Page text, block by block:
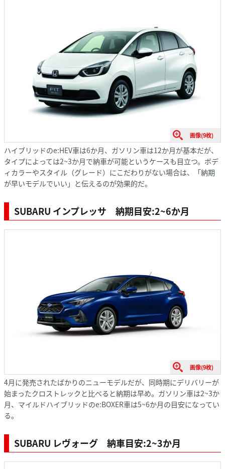
画像(9枚)
ハイブリッドのe:HEV車は6か月、ガソリン車は12か月が基本だが、
タイプによっては2~3か月で納車が可能というケースも目立つ。ボデ
ィカラーやスタイル（グレード）にこだわりがない場合は、「納期
が早いモデルでいい」と伝えるのが効果的だ。
SUBARU インプレッサ 納期目安:2~6か月
画像(9枚)
4月に発売されたばかりのニューモデルだが、同時期にデリバリーが
始まったクロストレックと比べると納期は早め。ガソリン車は2~3か
月、マイルドハイブリッドのe:BOXER車は5~6か月の目安になってい
る。
SUBARU レヴォーグ 納車目安:2~3か月